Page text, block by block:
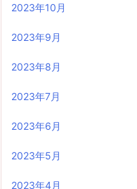
2023年10月
2023年9月
2023年8月
2023年7月
2023年6月
2023年5月
2023年4月